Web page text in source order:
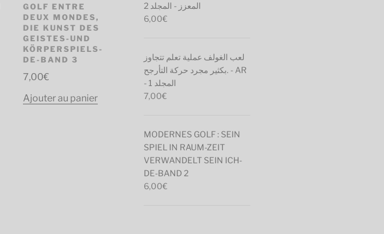
GOLF ENTRE
DEUX MONDES,
DIE KUNST DES
GEISTES-UND
KÖRPERSPIELS-
DE-BAND 3
7,00€
Ajouter au panier
المعزز - المجلد 2
6,00€
لعب الغولف عملية تعلم تتجاوز
بكثير مجرد حركة التأرجح. - AR
- المجلد 1
7,00€
MODERNES GOLF : SEIN
SPIEL IN RAUM-ZEIT
VERWANDELT SEIN ICH-
DE-BAND 2
6,00€